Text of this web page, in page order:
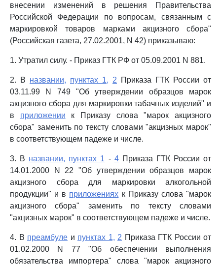
внесении изменений в решения Правительства
Российской Федерации по вопросам, связанным с
маркировкой товаров марками акцизного сбора"
(Российская газета, 27.02.2001, N 42) приказываю:
1. Утратил силу. - Приказ ГТК РФ от 05.09.2001 N 881.
2. В названии, пунктах 1, 2 Приказа ГТК России от
03.11.99 N 749 "Об утверждении образцов марок
акцизного сбора для маркировки табачных изделий" и
в приложении к Приказу слова "марок акцизного
сбора" заменить по тексту словами "акцизных марок"
в соответствующем падеже и числе.
3. В названии, пунктах 1 - 4Приказа ГТК России от
14.01.2000 N 22 "Об утверждении образцов марок
акцизного сбора для маркировки алкогольной
продукции" и в приложениях к Приказу слова "марок
акцизного сбора" заменить по тексту словами
"акцизных марок" в соответствующем падеже и числе.
4. В преамбуле и пунктах 1, 2 Приказа ГТК России от
01.02.2000 N 77 "Об обеспечении выполнения
обязательства импортера" слова "марок акцизного